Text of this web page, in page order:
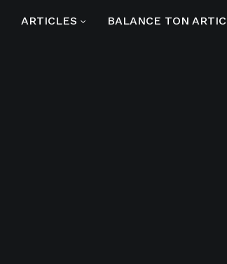
ARTICLES BALANCE TON